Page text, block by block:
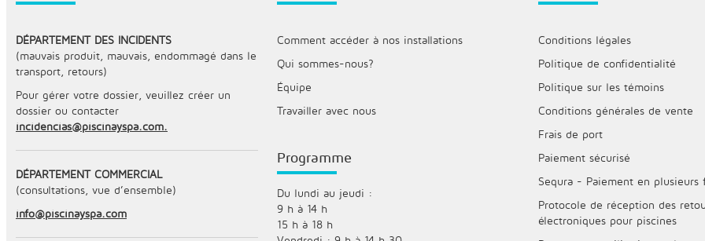
DÉPARTEMENT DES INCIDENTS
(mauvais produit, mauvais, endommagé dans le
transport, retours)
Pour gérer votre dossier, veuillez créer un
dossier ou contacter
incidencias@piscinayspa.com.
DÉPARTEMENT COMMERCIAL
(consultations, vue d’ensemble)
info@piscinayspa.com
Comment accéder à nos installations
Qui sommes-nous?
Équipe
Travailler avec nous
Programme
Du lundi au jeudi :
9 h à 14 h
15 h à 18 h
Conditions légales
Politique de confidentialité
Politique sur les témoins
Conditions générales de vente
Frais de port
Paiement sécurisé
Sequra - Paiement en plusieurs
Protocole de réception des
électroniques pour piscines